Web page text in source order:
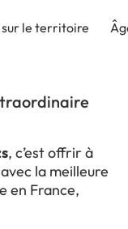
le territoire
, c’est offrir à
la meilleure
en France,